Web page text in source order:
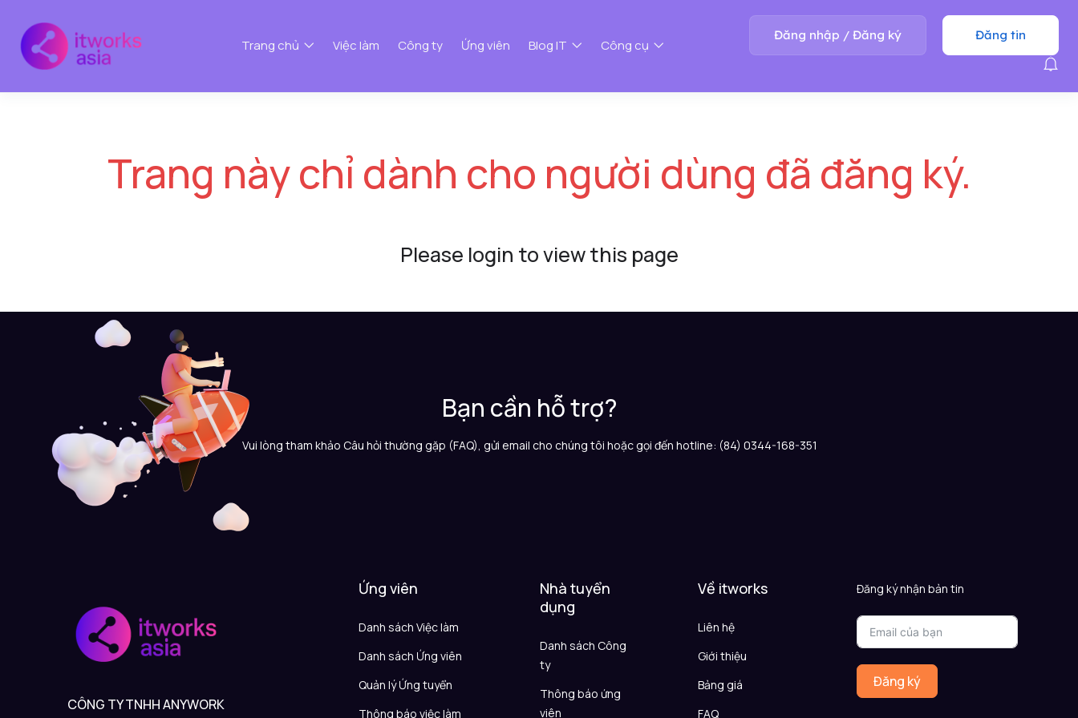
Trang chủ Việc làm Công ty Ứng viên Blog IT Công cụ
Đăng nhập / Đăng ký Đăng tin
Trang này chỉ dành cho người dùng đã đăng ký.
Please login to view this page
Bạn cần hỗ trợ?
Vui lòng tham khảo Câu hỏi thường gặp (FAQ), gửi email cho chúng tôi hoặc gọi đến hotline: (84) 0344-168-351
CÔNG TY TNHH ANYWORK
Ứng viên
Danh sách Việc làm
Danh sách Ứng viên
Quản lý Ứng tuyển
Thông báo việc làm
Nhà tuyển
dụng
Danh sách Công
ty
Thông báo ứng
viên
Về itworks
Liên hệ
Giới thiệu
Bảng giá
FAQ
Đăng ký nhận bản tin
Đăng ký